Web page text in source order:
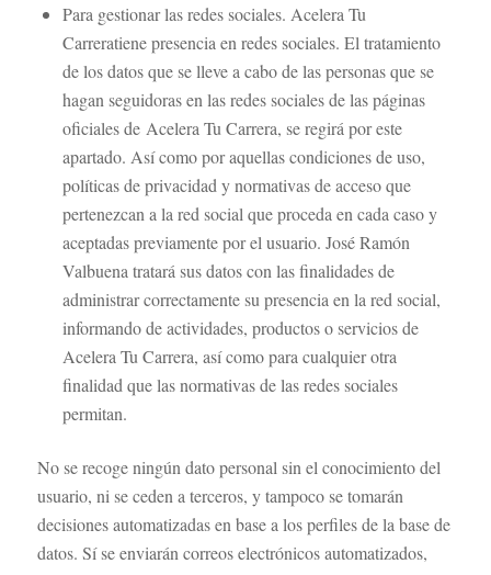
Para gestionar las redes sociales. Acelera Tu
Carreratiene presencia en redes sociales. El tratamiento
de los datos que se lleve a cabo de las personas que se
hagan seguidoras en las redes sociales de las páginas
oficiales de Acelera Tu Carrera, se regirá por este
apartado. Así como por aquellas condiciones de uso,
políticas de privacidad y normativas de acceso que
pertenezcan a la red social que proceda en cada caso y
aceptadas previamente por el usuario. José Ramón
Valbuena tratará sus datos con las finalidades de
administrar correctamente su presencia en la red social,
informando de actividades, productos o servicios de
Acelera Tu Carrera, así como para cualquier otra
finalidad que las normativas de las redes sociales
permitan.
No se recoge ningún dato personal sin el conocimiento del
usuario, ni se ceden a terceros, y tampoco se tomarán
decisiones automatizadas en base a los perfiles de la base de
datos. Sí se enviarán correos electrónicos automatizados,